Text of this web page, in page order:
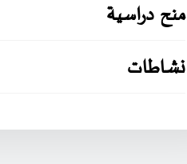
منح دراسية
نشاطات